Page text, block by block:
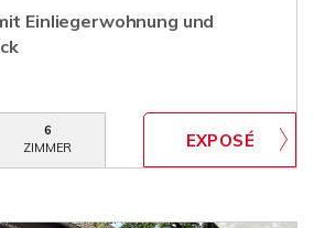
Einliegerwohnung und
6
ZIMMER